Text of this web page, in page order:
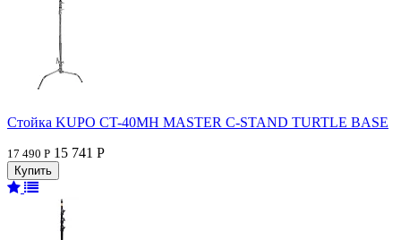
Стойка KUPO CT-40MH MASTER C-STAND TURTLE BASE
17 490 Р 15 741 Р